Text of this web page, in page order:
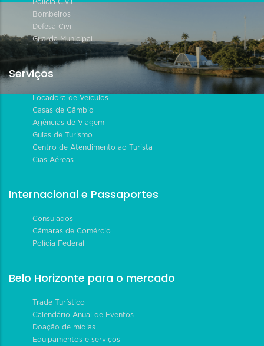
Polícia Civil
Bombeiros
Defesa Civil
Guarda Municipal
Serviços
Locadora de Veículos
Casas de Câmbio
Agências de Viagem
Guias de Turismo
Centro de Atendimento ao Turista
Cias Aéreas
Internacional e Passaportes
Consulados
Câmaras de Comércio
Polícia Federal
Belo Horizonte para o mercado
Trade Turístico
Calendário Anual de Eventos
Doação de mídias
Equipamentos e serviços